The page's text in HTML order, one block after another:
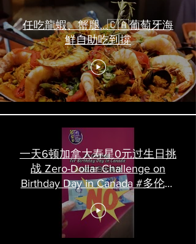
任吃龍蝦、蟹腿…🇨🇦葡萄牙海
鮮自助吃到撐
一天6顿加拿大寿星0元过生日挑
战 Zero-Dollar Challenge on
Birthday Day in Canada #多伦多
吃喝玩乐 #多伦多美食
#torontofood